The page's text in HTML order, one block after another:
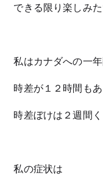
できる限り楽しみ
私はカナダへの一
時差が１２時間も
時差ぼけは２週間
私の症状は